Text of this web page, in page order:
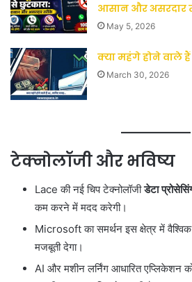
आसान और असरदार
May 5, 2026
क्या महंगे होने वाले
March 30, 2026
टेक्नोलॉजी और भविष्य
Lace की नई चिप टेक्नोलॉजीडेटा
कम करने में मदद करेगी।
Microsoft का समर्थन इस क्षेत्र में वैश्विक
मजबूती देगा।
AI और मशीन लर्निंग आधारित एप्लिकेशन